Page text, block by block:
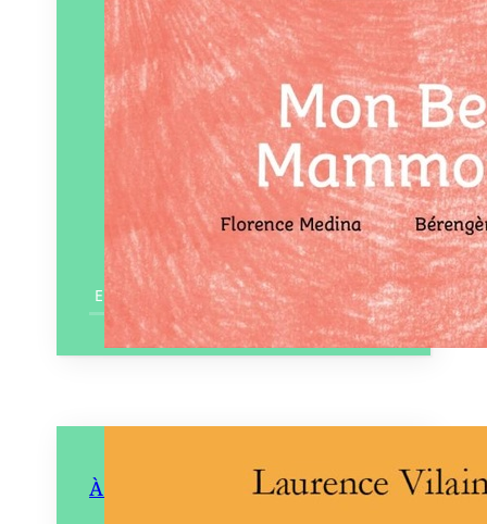
En savoir plus
À force d’amours